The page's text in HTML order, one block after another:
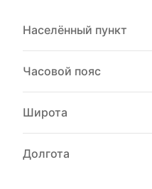
Населённый пункт
Часовой пояс
Широта
Долгота